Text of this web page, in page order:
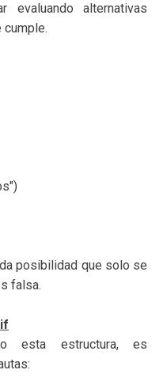
evaluando alternativas
cumple.
posibilidad que solo se
falsa.
esta estructura, es